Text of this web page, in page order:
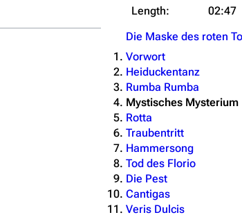
Length:
02:47
Die Maske des roten
Vorwort
Heiduckentanz
Rumba Rumba
Mystisches Mysterium
Rotta
Traubentritt
Hammersong
Tod des Florio
Die Pest
Cantigas
Veris Dulcis